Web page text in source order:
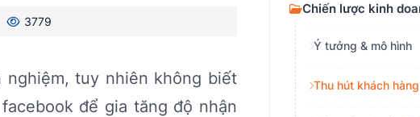
3779
nghiệm, tuy nhiên không biết
để gia tăng độ nhận
Chiến lược kinh
Ý tưởng & mô hình
Thu hút khách hàng